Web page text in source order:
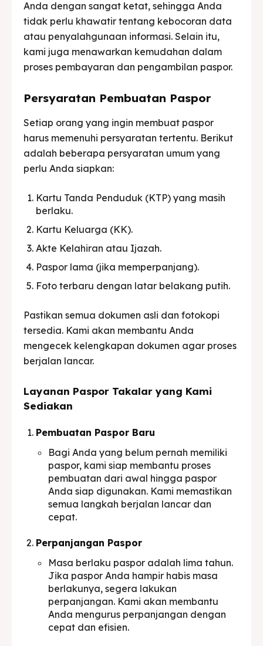
Anda dengan sangat ketat, sehingga Anda
tidak perlu khawatir tentang kebocoran data
atau penyalahgunaan informasi. Selain itu,
kami juga menawarkan kemudahan dalam
proses pembayaran dan pengambilan paspor.
Persyaratan Pembuatan Paspor
Setiap orang yang ingin membuat paspor
harus memenuhi persyaratan tertentu. Berikut
adalah beberapa persyaratan umum yang
perlu Anda siapkan:
Kartu Tanda Penduduk (KTP) yang masih
berlaku.
Kartu Keluarga (KK).
Akte Kelahiran atau Ijazah.
Paspor lama (jika memperpanjang).
Foto terbaru dengan latar belakang putih.
Pastikan semua dokumen asli dan fotokopi
tersedia. Kami akan membantu Anda
mengecek kelengkapan dokumen agar proses
berjalan lancar.
Layanan Paspor Takalar yang Kami
Sediakan
Pembuatan Paspor Baru
Bagi Anda yang belum pernah memiliki
paspor, kami siap membantu proses
pembuatan dari awal hingga paspor
Anda siap digunakan. Kami memastikan
semua langkah berjalan lancar dan
cepat.
Perpanjangan Paspor
Masa berlaku paspor adalah lima tahun.
Jika paspor Anda hampir habis masa
berlakunya, segera lakukan
perpanjangan. Kami akan membantu
Anda mengurus perpanjangan dengan
cepat dan efisien.